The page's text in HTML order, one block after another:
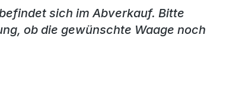
sich im Abverkauf. Bitte
ob die gewünschte Waage noch